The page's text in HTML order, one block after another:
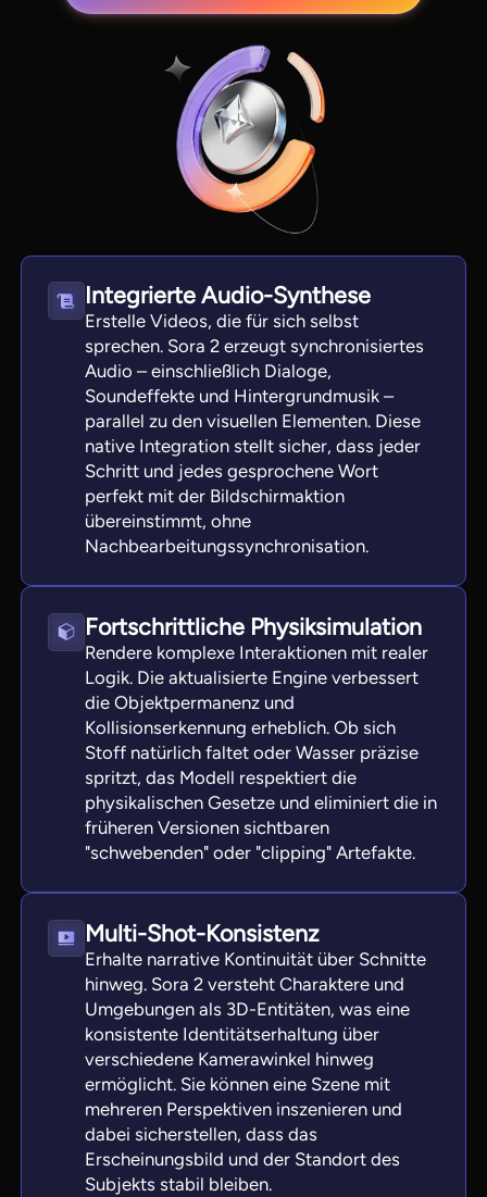
Integrierte Audio-Synthese
Erstelle Videos, die für sich selbst
sprechen. Sora 2 erzeugt synchronisiertes
Audio – einschließlich Dialoge,
Soundeffekte und Hintergrundmusik –
parallel zu den visuellen Elementen. Diese
native Integration stellt sicher, dass jeder
Schritt und jedes gesprochene Wort
perfekt mit der Bildschirmaktion
übereinstimmt, ohne
Nachbearbeitungssynchronisation.
Fortschrittliche Physiksimulation
Rendere komplexe Interaktionen mit realer
Logik. Die aktualisierte Engine verbessert
die Objektpermanenz und
Kollisionserkennung erheblich. Ob sich
Stoff natürlich faltet oder Wasser präzise
spritzt, das Modell respektiert die
physikalischen Gesetze und eliminiert die in
früheren Versionen sichtbaren
"schwebenden" oder "clipping" Artefakte.
Multi-Shot-Konsistenz
Erhalte narrative Kontinuität über Schnitte
hinweg. Sora 2 versteht Charaktere und
Umgebungen als 3D-Entitäten, was eine
konsistente Identitätserhaltung über
verschiedene Kamerawinkel hinweg
ermöglicht. Sie können eine Szene mit
mehreren Perspektiven inszenieren und
dabei sicherstellen, dass das
Erscheinungsbild und der Standort des
Subjekts stabil bleiben.